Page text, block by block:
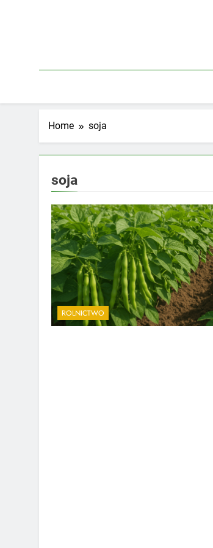
Home soja
soja
ROLNICTWO